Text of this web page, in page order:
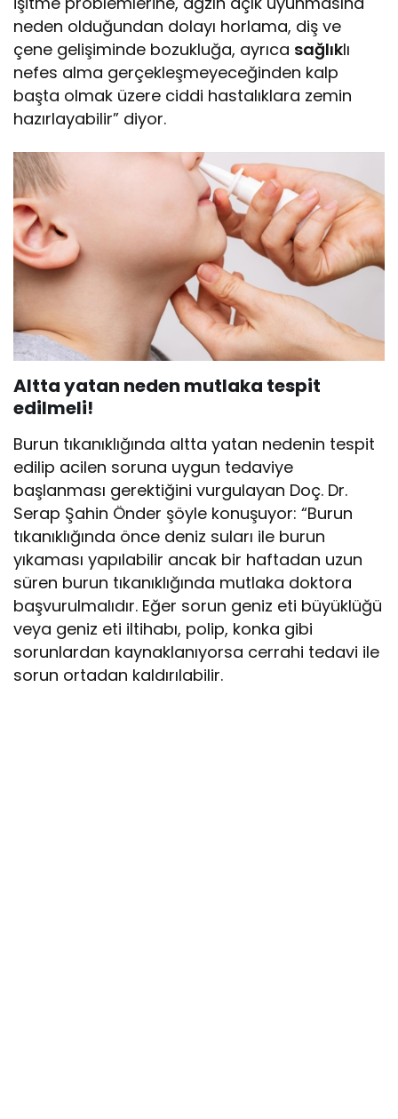
neden olduğundan dolayı horlama, diş ve
çene gelişiminde bozukluğa, ayrıca sağlıklı
nefes alma gerçekleşmeyeceğinden kalp
başta olmak üzere ciddi hastalıklara zemin
hazırlayabilir” diyor.
Altta yatan neden mutlaka tespit
edilmeli!
Burun tıkanıklığında altta yatan nedenin tespit
edilip acilen soruna uygun tedaviye
başlanması gerektiğini vurgulayan Doç. Dr.
Serap Şahin Önder şöyle konuşuyor: “Burun
tıkanıklığında önce deniz suları ile burun
yıkaması yapılabilir ancak bir haftadan uzun
süren burun tıkanıklığında mutlaka doktora
başvurulmalıdır. Eğer sorun geniz eti büyüklüğü
veya geniz eti iltihabı, polip, konka gibi
sorunlardan kaynaklanıyorsa cerrahi tedavi ile
sorun ortadan kaldırılabilir.